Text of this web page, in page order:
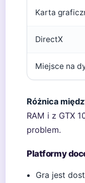
Karta
DirectX
Miejsce na
Różnica
RAM i z GTX
problem.
Platformy
Gra jest